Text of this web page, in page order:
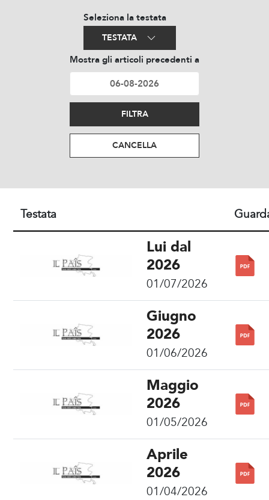
Seleziona la testata
TESTATA
Mostra gli articoli precedenti a
FILTRA
CANCELLA
Testata
Lui dal
2026
01/07/2026
Giugno
2026
01/06/2026
Maggio
2026
01/05/2026
Aprile
2026
01/04/2026